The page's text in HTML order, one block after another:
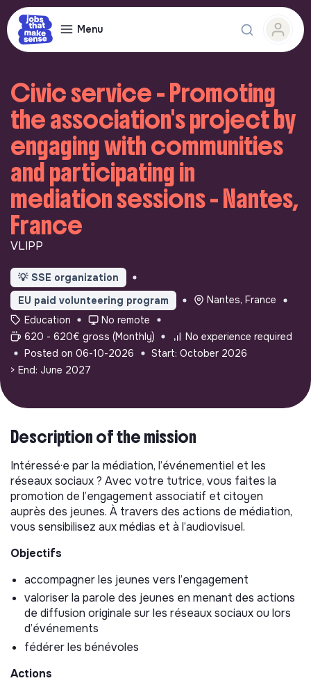
Menu
Civic service - Promoting
the association's project by
engaging with communities
and participating in
mediation sessions - Nantes,
France
VLIPP
💡 SSE organization
EU paid volunteering program
Nantes, France
Education
No remote
620 - 620€ gross (Monthly)
No experience required
Posted on 06-10-2026
Start: October 2026
> End: June 2027
Description of the mission
Intéressé·e par la médiation, l’événementiel et les
réseaux sociaux ? Avec votre tutrice, vous faites la
promotion de l’engagement associatif et citoyen
auprès des jeunes. À travers des actions de médiation,
vous sensibilisez aux médias et à l’audiovisuel.
Objectifs
accompagner les jeunes vers l’engagement
valoriser la parole des jeunes en menant des actions
de diffusion originale sur les réseaux sociaux ou lors
d’événements
fédérer les bénévoles
Actions